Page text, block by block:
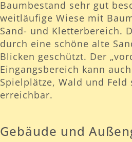
Baumbestand sehr gut
weitläufige Wiese mit
Sand- und Kletterbereich.
durch eine schöne alte
Blicken geschützt. Der
Eingangsbereich kann
Spielplätze, Wald und
erreichbar.
Gebäude und